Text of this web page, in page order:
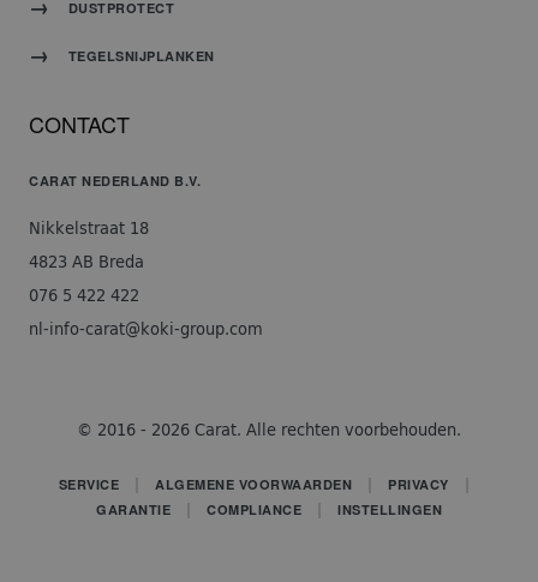
DUSTPROTECT
TEGELSNIJPLANKEN
CONTACT
CARAT NEDERLAND B.V.
Nikkelstraat 18
4823 AB Breda
076 5 422 422
nl-info-carat@koki-group.com
© 2016 - 2026 Carat. Alle rechten voorbehouden.
SERVICE ALGEMENE VOORWAARDEN
PRIVACY
GARANTIE
COMPLIANCE INSTELLINGEN